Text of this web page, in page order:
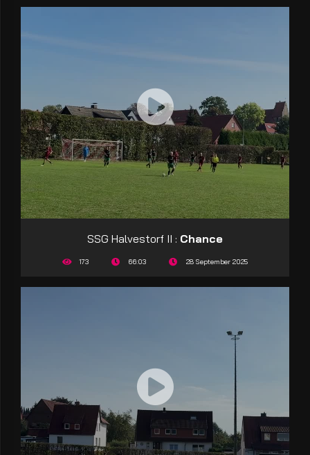
SSG Halvestorf II : Chance
173 66:03 28 September 2025